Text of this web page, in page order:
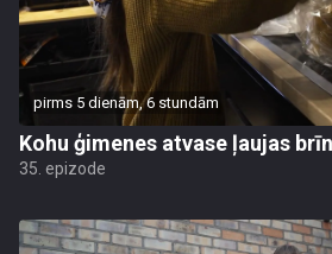
pirms 5 dienām, 6 stundām
Kohu ģimenes atvase ļaujas
35. epizode